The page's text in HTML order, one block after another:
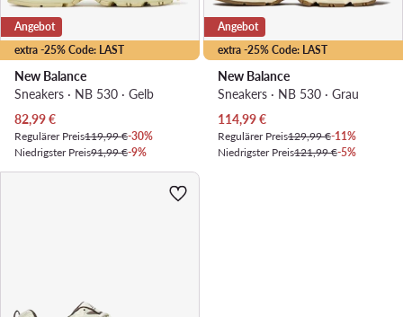
extra -25% Code: LAST
Angebot
New Balance
Sneakers · NB 530 · Gelb
Aktueller Preis
82,99€
Regulärer Preis119,99 €-30%
Niedrigster Preis91,99 €-9%
extra -25% Code: LAST
Angebot
New Balance
Sneakers · NB 530 · Grau
Aktueller Preis
114,99€
Regulärer Preis129,99 €-11%
Niedrigster Preis121,99 €-5%